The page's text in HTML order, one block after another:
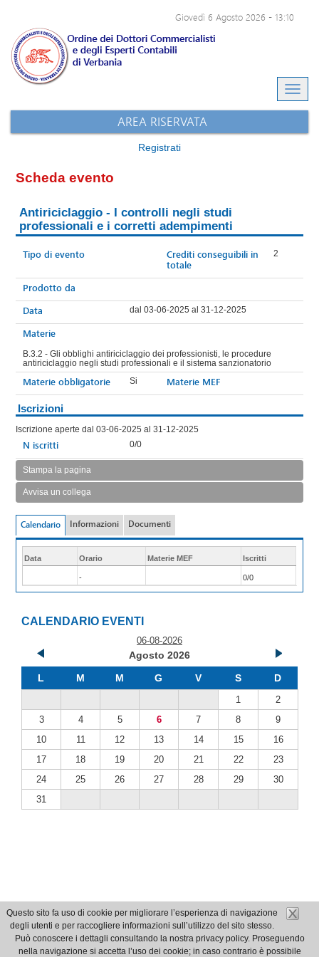
Questo sito fa uso di cookie per migliorare l’esperienza di navigazione
degli utenti e per raccogliere informazioni sull’utilizzo del sito stesso.
Può conoscere i dettagli consultando la nostra privacy policy. Proseguendo
nella navigazione si accetta l’uso dei cookie; in caso contrario è possibile
Giovedì 6 Agosto 2026 - 13:10
Archivio eventi
AREA RISERVATA
Registrati
Scheda evento
Antiriciclaggio - I controlli negli studi
professionali e i corretti adempimenti
Tipo di evento
Crediti conseguibili in
totale
2
Prodotto da
Data
dal 03-06-2025 al 31-12-2025
Materie
B.3.2 - Gli obblighi antiriciclaggio dei professionisti, le procedure
antiriciclaggio negli studi professionali e il sistema sanzionatorio
Materie obbligatorie Si Materie MEF
Iscrizioni
Iscrizione aperte dal 03-06-2025 al 31-12-2025
N iscritti 0/0
Stampa la pagina
Avvisa un collega
Calendario Informazioni Documenti
Data Orario Materie MEF Iscritti
- 0/0
CALENDARIO EVENTI
06-08-2026
Agosto 2026
L
M M G V S D
1
2
3
4 5 6 7 8
9
10
11 12 13 14 15
16
17
18 19 20 21 22
23
24
25 26 27 28 29
30
31